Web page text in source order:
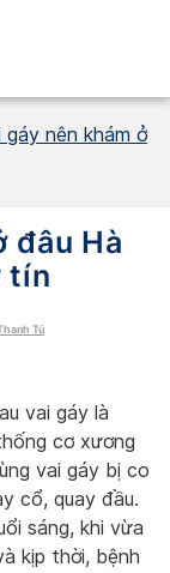
gáy nên khám ở
đâu Hà
tín
Tú
vai gáy là
cơ xương
vai gáy bị co
cổ, quay đầu.
sáng, khi vừa
kịp thời, bệnh